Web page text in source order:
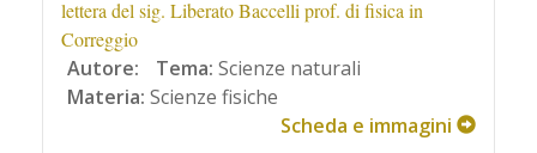
lettera del sig. Liberato Baccelli prof. di fisica in
Correggio
Autore: Tema: Scienze naturali
Materia: Scienze fisiche
Scheda e immagini